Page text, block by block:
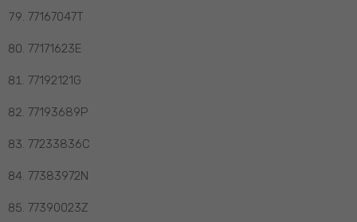
77167047T
77171623E
77192121G
77193689P
77233836C
77383972N
77390023Z